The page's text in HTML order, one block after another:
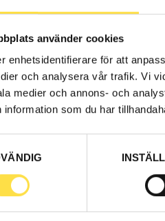
använder cookies
enhetsidentifierare för att
och analysera vår trafik. Vi
medier och annons- och
information som du har
822573
4861761